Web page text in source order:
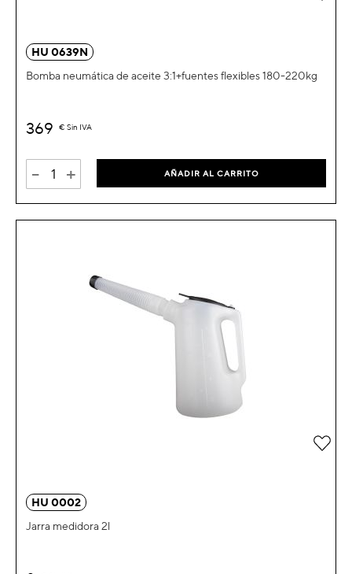
HU 0639N
Bomba neumática de aceite 3:1+fuentes flexibles 180-220kg
369 € Sin IVA
- + AÑADIR AL CARRITO
HU 0002
Jarra medidora 2l